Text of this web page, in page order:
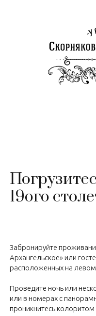
19ого
Забронируйте
Архангельское» или
расположенных на
Проведите ночь или
или в номерах с
проникнитесь